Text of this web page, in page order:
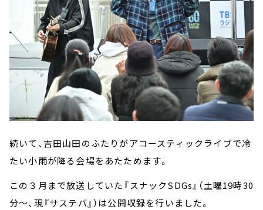
続いて、吉田山田のふたりがアコースティックライブで冷
たい小雨が降る会場をあたためます。
この３月まで放送していた『スナックSDGs』（土曜19時30
分～、現『サステバ』）は公開収録を行いました。